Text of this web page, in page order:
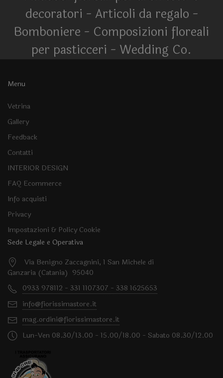
decoratori - Articoli da regalo -
Bomboniere - Composizioni floreali
per pasticceri - Wedding Co.
Menu
Vetrina
Gallery
Feedback
Contatti
INTERIOR DESIGN
FAQ Ecommerce
Info acquisti
Privacy
Impostazioni & Policy Cookie
Sede Legale e Operativa
Via Benigno Zaccagnini, 1 San Michele di
Ganzaria (Catania) 95040
0933 978112 - 331 1107307 - 338 1625653
info@fiorissimastore.it
mag.ordini@fiorissimastore.it
Lun-Ven 08.30/13.00 - 15.00/18.00 - Sabato 08.30/12.00